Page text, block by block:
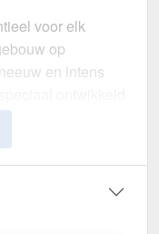
voor elk
op
en intens
te